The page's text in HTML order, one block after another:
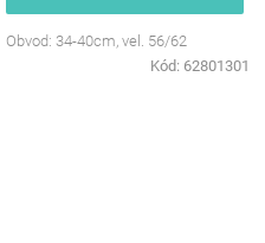
Obvod: 34-40cm, vel. 56/62
Kód: 62801301